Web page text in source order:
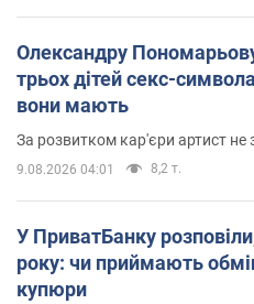
Олександру
трьох дітей секс-
вони мають
За розвитком кар'єри артист не
9.08.2026 04:01 8,2 т.
У ПриватБанку
року: чи приймають
купюри